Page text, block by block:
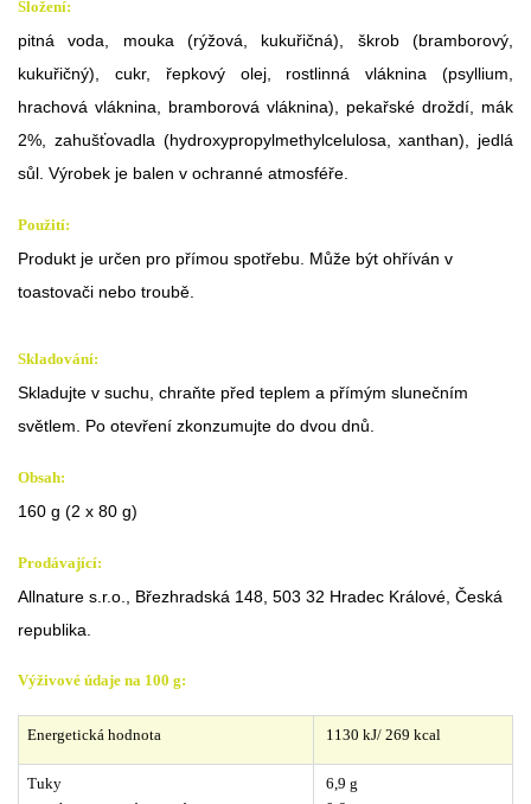
Složení:
pitná voda, mouka (rýžová, kukuřičná), škrob (bramborový,
kukuřičný), cukr, řepkový olej, rostlinná vláknina (psyllium,
hrachová vláknina, bramborová vláknina), pekařské droždí, mák
2%, zahušťovadla (hydroxypropylmethylcelulosa, xanthan), jedlá
sůl. Výrobek je balen v ochranné atmosféře.
Použití:
Produkt je určen pro přímou spotřebu. Může být ohříván v
toastovači nebo troubě.
Skladování:
Skladujte v suchu, chraňte před teplem a přímým slunečním
světlem. Po otevření zkonzumujte do dvou dnů.
Obsah:
160 g (2 x 80 g)
Prodávající:
Allnature s.r.o., Březhradská 148, 503 32 Hradec Králové, Česká
republika.
Výživové údaje na 100 g:
Energetická hodnota 1130 kJ/ 269 kcal
Tuky
6,9 g